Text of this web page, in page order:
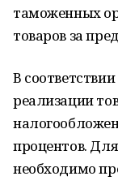
таможенных
товаров за
В
реализации
процентов.
необходимо